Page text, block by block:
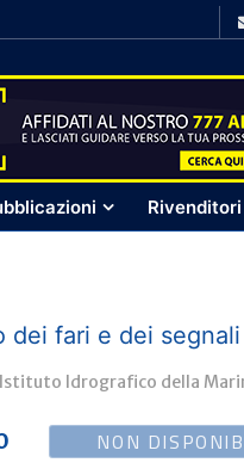
Rivenditori
dei fari e dei
Idrografico della
NON